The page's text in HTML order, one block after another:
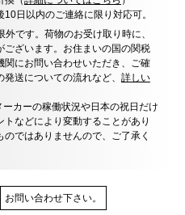
10日以内のご連絡に限り対応可。
です。荷物のお受け取り時に、
ございます。お住まいの国の関税
にお問い合わせいただき、ご確
送についての流れなど、 詳しい
カーの稼働状況や日本の祝日だけ
などにより変動することがあり
ではありませんので、ご了承く
お問い合わせ下さい。